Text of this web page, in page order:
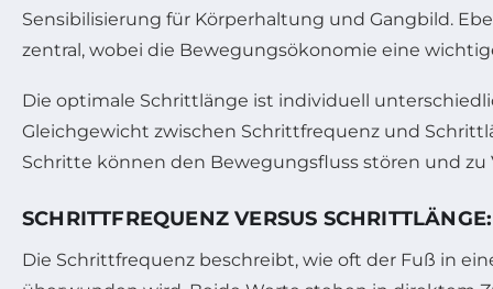
Sensibilisierung für Körperhaltung und Gangbild.
zentral, wobei die Bewegungsökonomie eine
Die optimale Schrittlänge ist individuell
Gleichgewicht zwischen Schrittfrequenz und
Schritte können den Bewegungsfluss stören und zu
SCHRITTFREQUENZ VERSUS
Die Schrittfrequenz beschreibt, wie oft der Fuß in